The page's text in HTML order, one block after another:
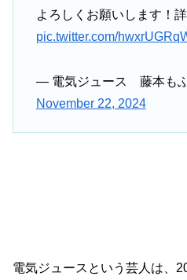
よろしくお願いします！
pic.twitter.com/
— 電気ジュース 藤本も
November 22, 2024
電気ジュースという芸人は、